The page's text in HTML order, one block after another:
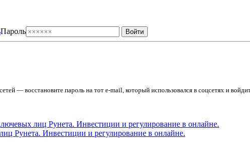
Пароль
— восстановите пароль на тот e-mail, который использовался в соцсетях и
Рунета. Инвестиции и регулирование в онлайне.